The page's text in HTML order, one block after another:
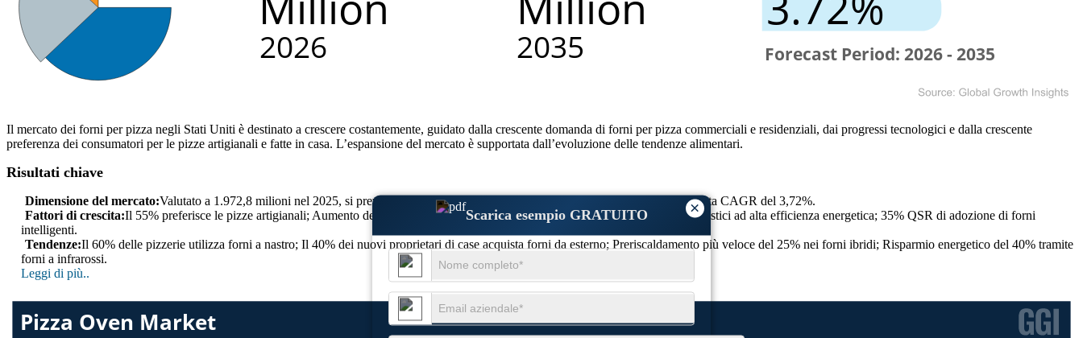
×
Scarica esempio GRATUITO
Il mercato dei forni per pizza negli Stati Uniti è destinato a crescere costantemente, guidato dalla crescente domanda di forni per pizza commerciali e residenziali, dai progressi tecnologici e dalla crescente
preferenza dei consumatori per le pizze artigianali e fatte in casa. L’espansione del mercato è supportata dall’evoluzione delle tendenze alimentari.
Risultati chiave
Dimensione del mercato:Valutato a 1.972,8 milioni nel 2025, si prevede che raggiungerà 2.642,3 milioni entro il 2033, con una crescita CAGR del 3,72%.
Fattori di crescita:Il 55% preferisce le pizze artigianali; Aumento del 30% delle vendite di forni domestici; Il 50% richiede elettrodomestici ad alta efficienza energetica; 35% QSR di adozione di forni
intelligenti.
Tendenze:Il 60% delle pizzerie utilizza forni a nastro; Il 40% dei nuovi proprietari di case acquista forni da esterno; Preriscaldamento più veloce del 25% nei forni ibridi; Risparmio energetico del 40% tramite
forni a infrarossi.
Leggi di più..